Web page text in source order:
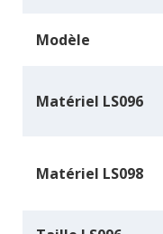
Modèle
Matériel LS096
Matériel LS098